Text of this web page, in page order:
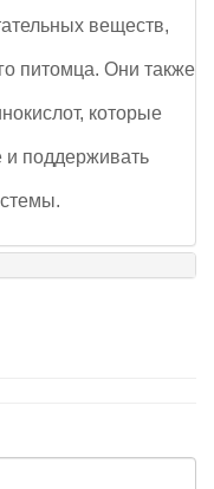
веществ,
питомца. Они также
которые
поддерживать